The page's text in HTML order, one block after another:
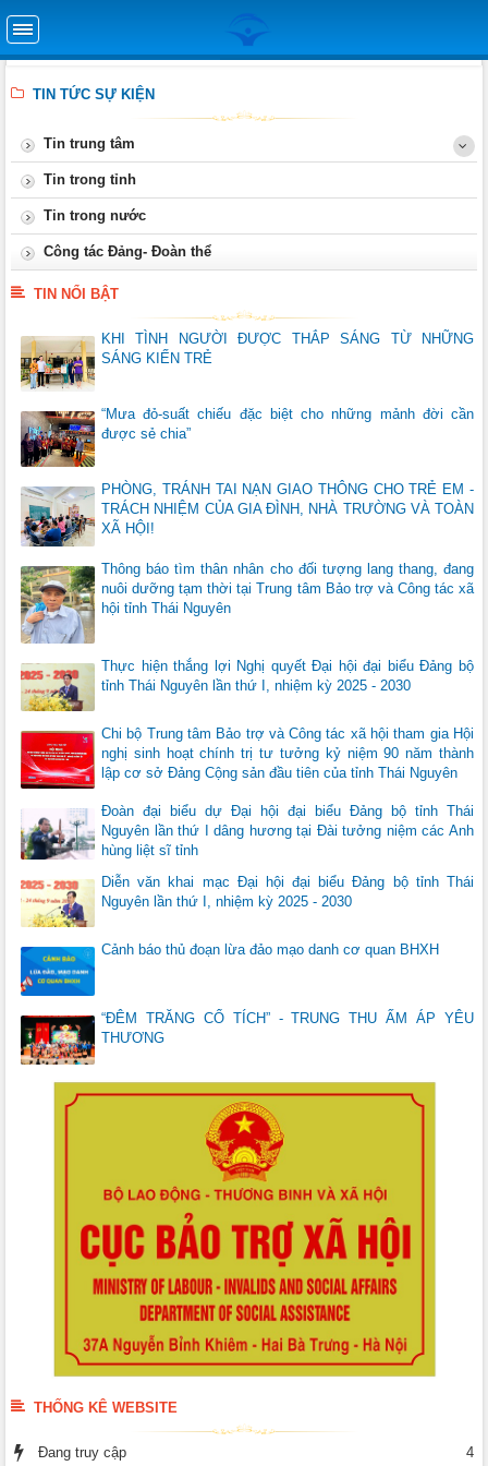
TIN TỨC SỰ KIỆN
Tin trung tâm
Tin trong tỉnh
Tin trong nước
Công tác Đảng- Đoàn thể
TIN NỔI BẬT
KHI TÌNH NGƯỜI ĐƯỢC THẮP SÁNG TỪ NHỮNG
SÁNG KIẾN TRẺ
“Mưa đỏ-suất chiếu đặc biệt cho những mảnh đời cần
được sẻ chia”
PHÒNG, TRÁNH TAI NẠN GIAO THÔNG CHO TRẺ EM -
TRÁCH NHIỆM CỦA GIA ĐÌNH, NHÀ TRƯỜNG VÀ TOÀN
XÃ HỘI!
Thông báo tìm thân nhân cho đối tượng lang thang, đang
nuôi dưỡng tạm thời tại Trung tâm Bảo trợ và Công tác xã
hội tỉnh Thái Nguyên
Thực hiện thắng lợi Nghị quyết Đại hội đại biểu Đảng bộ
tỉnh Thái Nguyên lần thứ I, nhiệm kỳ 2025 - 2030
Chi bộ Trung tâm Bảo trợ và Công tác xã hội tham gia Hội
nghị sinh hoạt chính trị tư tưởng kỷ niệm 90 năm thành
lập cơ sở Đảng Cộng sản đầu tiên của tỉnh Thái Nguyên
Đoàn đại biểu dự Đại hội đại biểu Đảng bộ tỉnh Thái
Nguyên lần thứ I dâng hương tại Đài tưởng niệm các Anh
hùng liệt sĩ tỉnh
Diễn văn khai mạc Đại hội đại biểu Đảng bộ tỉnh Thái
Nguyên lần thứ I, nhiệm kỳ 2025 - 2030
Cảnh báo thủ đoạn lừa đảo mạo danh cơ quan BHXH
“ĐÊM TRĂNG CỔ TÍCH” - TRUNG THU ẤM ÁP YÊU
THƯƠNG
THỐNG KÊ WEBSITE
Đang truy cập 4